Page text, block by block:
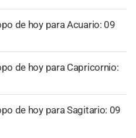
de hoy para Acuario: 09
de hoy para Capricornio:
de hoy para Sagitario: 09